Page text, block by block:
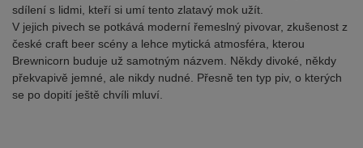
sdílení s lidmi, kteří si umí tento zlatavý mok užít.
V jejich pivech se potkává moderní řemeslný pivovar, zkušenost z
české craft beer scény a lehce mytická atmosféra, kterou
Brewnicorn buduje už samotným názvem. Někdy divoké, někdy
překvapivě jemné, ale nikdy nudné. Přesně ten typ piv, o kterých
se po dopití ještě chvíli mluví.